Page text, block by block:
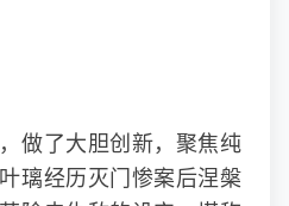
做了大胆创新，聚焦纯
璃经历灭门惨案后涅槃